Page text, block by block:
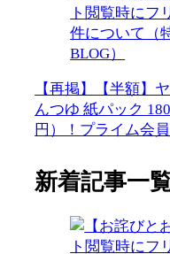
【再掲】【半額】
んつゆ 紙パック
円）！プライム会
新着記事一